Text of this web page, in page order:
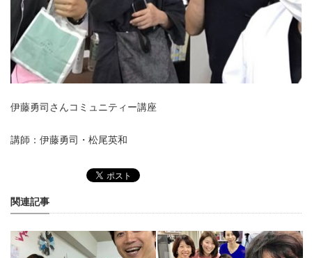
伊藤勇司さんコミュニティー講座
講師：伊藤勇司・松尾英和
関連記事